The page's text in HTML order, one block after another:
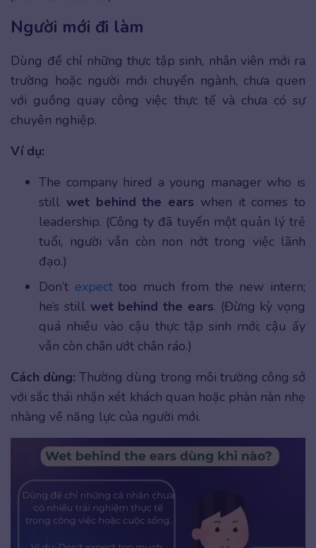
Người mới đi làm
Dùng để chỉ những thực tập sinh, nhân viên mới ra
trường hoặc người mới chuyển ngành, chưa quen
với guồng quay công việc thực tế và chưa có sự
chuyên nghiệp.
Ví dụ:
The company hired a young manager who is
still wet behind the ears when it comes to
leadership. (Công ty đã tuyển một quản lý trẻ
tuổi, người vẫn còn non nớt trong việc lãnh
đạo.)
Don’t expecttoo much from the new intern;
he’s still wet behind the ears. (Đừng kỳ vọng
quá nhiều vào cậu thực tập sinh mới; cậu ấy
vẫn còn chân ướt chân ráo.)
Cách dùng: Thường dùng trong môi trường công sở
với sắc thái nhận xét khách quan hoặc phàn nàn nhẹ
nhàng về năng lực của người mới.